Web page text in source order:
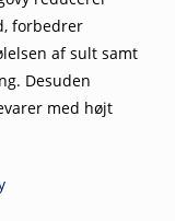
forbedrer
af sult samt
Desuden
med højt